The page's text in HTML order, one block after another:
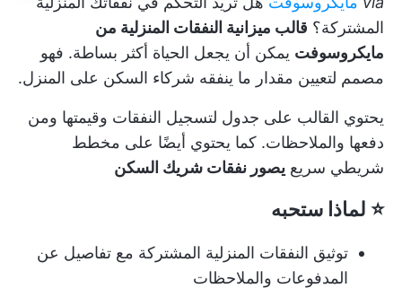
المشتركة؟ قالب ميزانية النفقات المنزلية من
مايكروسوفت يمكن أن يجعل الحياة أكثر بساطة. فهو
مصمم لتعيين مقدار ما ينفقه شركاء السكن على المنزل.
يحتوي القالب على جدول لتسجيل النفقات وقيمتها ومن
دفعها والملاحظات. كما يحتوي أيضًا على مخطط
شريطي سريع يصور نفقات شريك السكن
⭐ لماذا ستحبه
توثيق النفقات المنزلية المشتركة مع تفاصيل عن
المدفوعات والملاحظات